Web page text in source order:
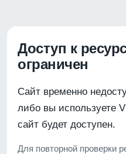
Доступ к
ограничен
Сайт временно
либо вы используете
сайт будет доступен.
Для повторной проверки